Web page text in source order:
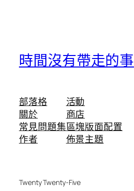
時間沒有帶走的事
部落格
關於
常見問題集
作者
活動
商店
區塊版面配置
佈景主題
Twenty Twenty-Five